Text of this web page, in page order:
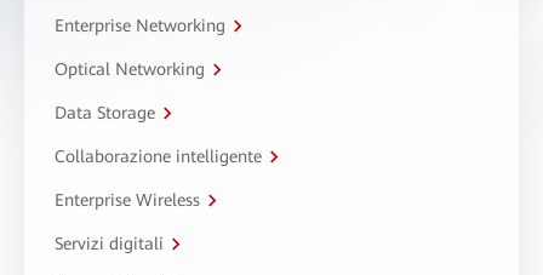
Enterprise Networking
Optical Networking
Data Storage
Collaborazione intelligente
Enterprise Wireless
Servizi digitali